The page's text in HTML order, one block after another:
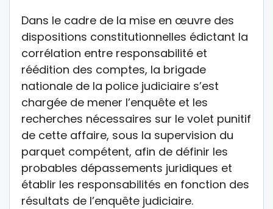
Dans le cadre de la mise en œuvre des
dispositions constitutionnelles édictant la
corrélation entre responsabilité et
réédition des comptes, la brigade
nationale de la police judiciaire s’est
chargée de mener l’enquête et les
recherches nécessaires sur le volet punitif
de cette affaire, sous la supervision du
parquet compétent, afin de définir les
probables dépassements juridiques et
établir les responsabilités en fonction des
résultats de l’enquête judiciaire.